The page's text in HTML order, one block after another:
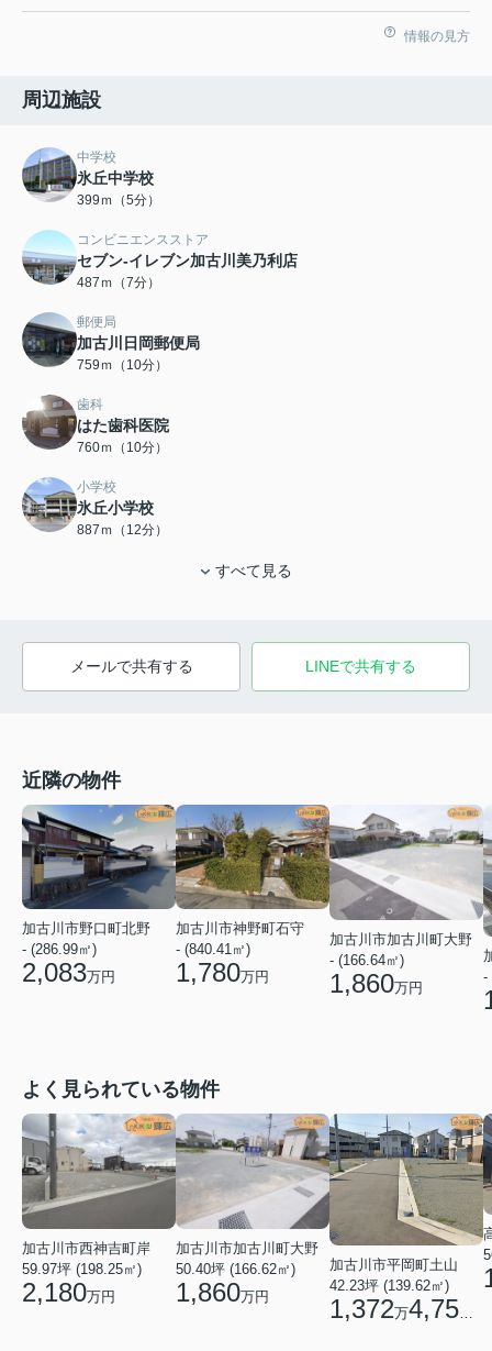
情報の見方
周辺施設
中学校
氷丘中学校
399ｍ（5分）
コンビニエンスストア
セブン-イレブン加古川美乃利店
487ｍ（7分）
郵便局
加古川日岡郵便局
759ｍ（10分）
歯科
はた歯科医院
760ｍ（10分）
小学校
氷丘小学校
887ｍ（12分）
すべて見る
メールで共有する LINEで共有する
近隣の物件
加古川市野口町北野
- (286.99㎡)
2,083万円
加古川市神野町石守
- (840.41㎡)
1,780万円
加古川市加古川町大野
- (166.64㎡)
1,860万円
-
よく見られている物件
加古川市西神吉町岸
59.97坪 (198.25㎡)
2,180万円
加古川市加古川町大野
50.40坪 (166.62㎡)
1,860万円
加古川市平岡町土山
42.23坪 (139.62㎡)
1,372万4,750